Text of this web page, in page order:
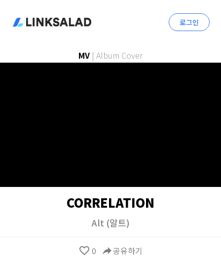
로그인
MV | Album Cover
CORRELATION
Alt (알트)
favorite_border 0 reply공유하기